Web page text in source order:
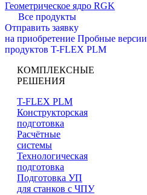
Геометрическое ядро RGK
Все продукты
Отправить заявку
на приобретение Пробные версии
продуктов T-FLEX PLM
КОМПЛЕКСНЫЕ
РЕШЕНИЯ
T-FLEX PLM
Конструкторская
подготовка
Расчётные
системы
Технологическая
подготовка
Подготовка УП
для станков с ЧПУ